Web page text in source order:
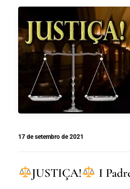
17 de setembro de 2021
JUSTIÇA!
I